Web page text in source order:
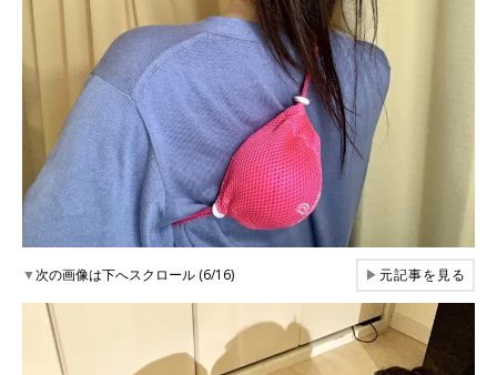
▼次の画像は下へスクロール (6/16) ▶元記事を見る